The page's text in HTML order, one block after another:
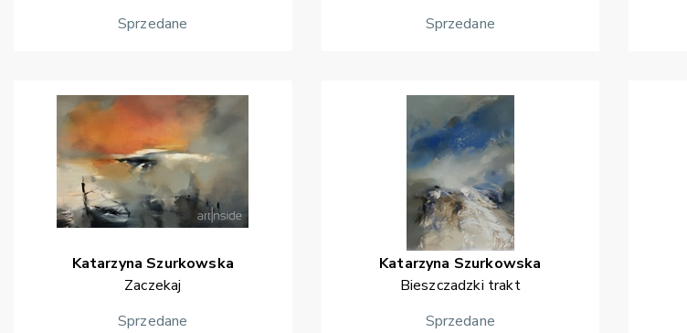
Sprzedane
Sprzedane
Katarzyna Szurkowska
Zaczekaj
Sprzedane
Katarzyna Szurkowska
Bieszczadzki trakt
Sprzedane